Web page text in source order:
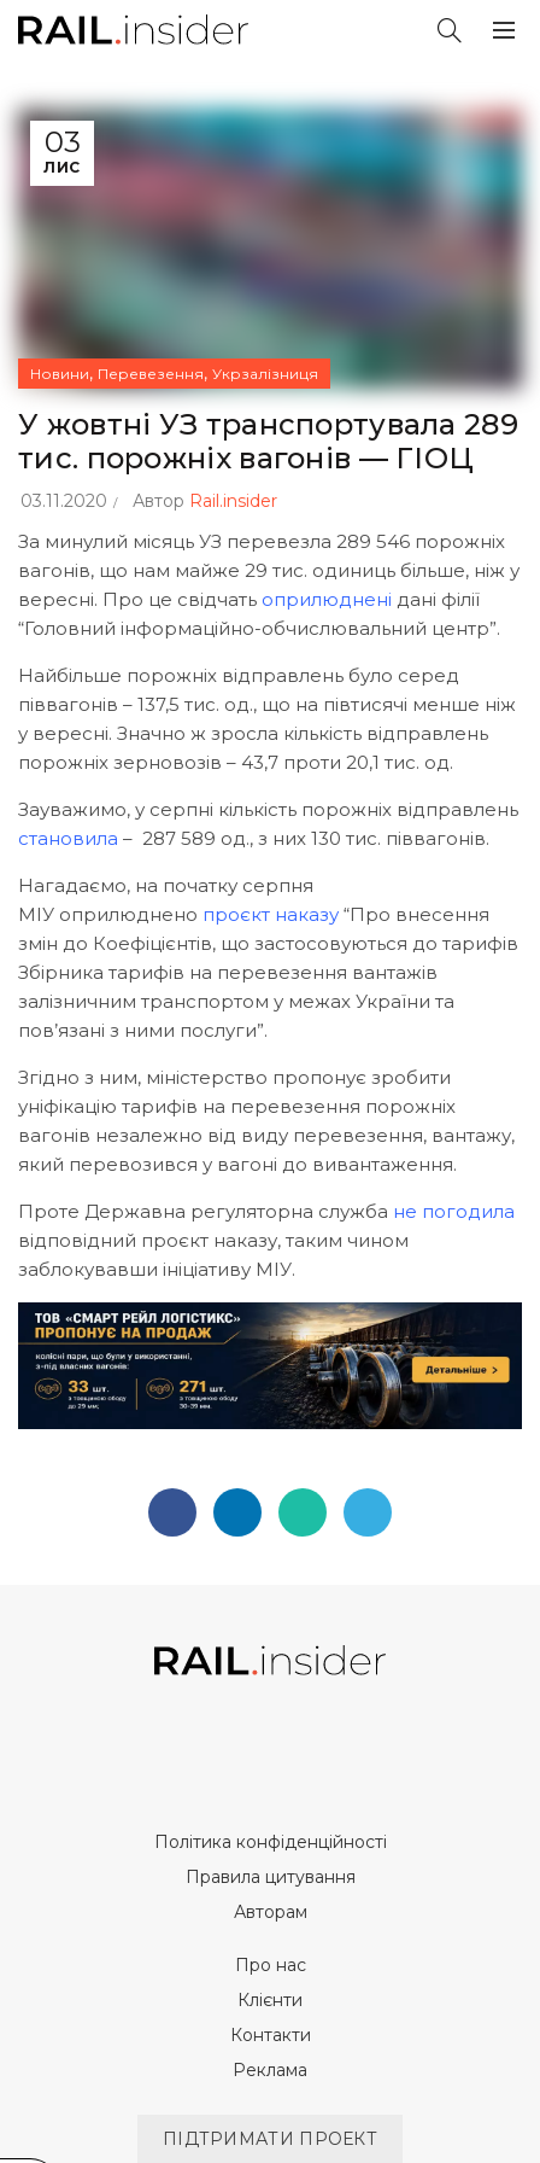
03
ЛИС
Новини, Перевезення, Укрзалізниця
У жовтні УЗ транспортувала 289
тис. порожніх вагонів — ГІОЦ
03.11.2020 Автор Rail.insider
За минулий місяць УЗ перевезла 289 546 порожніх
вагонів, що нам майже 29 тис. одиниць більше, ніж у
вересні. Про це свідчать оприлюднені дані філії
“Головний інформаційно-обчислювальний центр”.
Найбільше порожніх відправлень було серед
піввагонів – 137,5 тис. од., що на півтисячі менше ніж
у вересні. Значно ж зросла кількість відправлень
порожніх зерновозів – 43,7 проти 20,1 тис. од.
Зауважимо, у серпні кількість порожніх відправлень
становила – 287 589 од., з них 130 тис. піввагонів.
Нагадаємо, на початку серпня
МІУ оприлюднено проєкт наказу “Про внесення
змін до Коефіцієнтів, що застосовуються до тарифів
Збірника тарифів на перевезення вантажів
залізничним транспортом у межах України та
пов’язані з ними послуги”.
Згідно з ним, міністерство пропонує зробити
уніфікацію тарифів на перевезення порожніх
вагонів незалежно від виду перевезення, вантажу,
який перевозився у вагоні до вивантаження.
Проте Державна регуляторна служба не погодила
відповідний проєкт наказу, таким чином
заблокувавши ініціативу МІУ.
Політика конфіденційності
Правила цитування
Авторам
Про нас
Клієнти
Контакти
Реклама
ПІДТРИМАТИ ПРОЕКТ